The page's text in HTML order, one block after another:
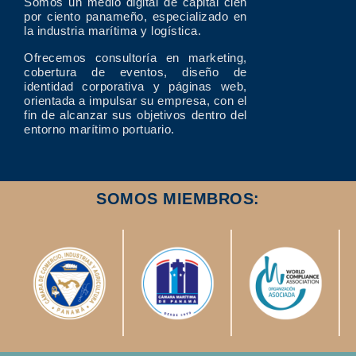
por ciento panameño, especializado en
la industria marítima y logística.
Ofrecemos consultoría en marketing,
cobertura de eventos, diseño de
identidad corporativa y páginas web,
orientada a impulsar su empresa, con el
fin de alcanzar sus objetivos dentro del
entorno marítimo portuario.
SOMOS MIEMBROS: